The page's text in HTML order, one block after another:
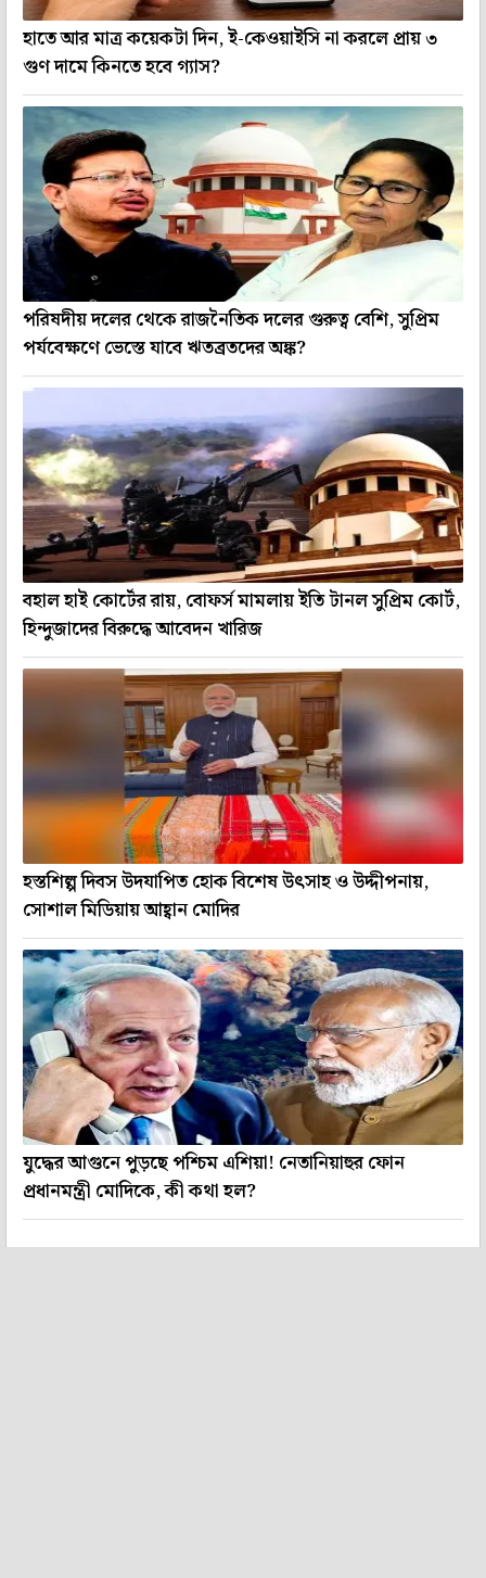
হাতে আর মাত্র কয়েকটা দিন, ই-কেওয়াইসি না করলে প্রায় ৩
গুণ দামে কিনতে হবে গ্যাস?
পরিষদীয় দলের থেকে রাজনৈতিক দলের গুরুত্ব বেশি, সুপ্রিম
পর্যবেক্ষণে ভেস্তে যাবে ঋতব্রতদের অঙ্ক?
বহাল হাই কোর্টের রায়, বোফর্স মামলায় ইতি টানল সুপ্রিম কোর্ট,
হিন্দুজাদের বিরুদ্ধে আবেদন খারিজ
হস্তশিল্প দিবস উদযাপিত হোক বিশেষ উৎসাহ ও উদ্দীপনায়,
সোশাল মিডিয়ায় আহ্বান মোদির
যুদ্ধের আগুনে পুড়ছে পশ্চিম এশিয়া! নেতানিয়াহুর ফোন
প্রধানমন্ত্রী মোদিকে, কী কথা হল?